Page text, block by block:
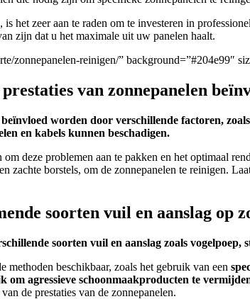
het zeer aan te raden om te investeren in
zijn dat u het maximale uit uw panelen haalt.
zonnepanelen-reinigen/” background=”#204e99″
van zonnepanelen
worden door verschillende factoren,
en kabels kunnen beschadigen.
deze problemen aan te pakken en het optimaal
zachte borstels, om de zonnepanelen te reinigen.
soorten vuil en aanslag op
soorten vuil en aanslag zoals vogelpoep,
beschikbaar, zoals het gebruik van een
om agressieve schoonmaakproducten te
de prestaties van de zonnepanelen.